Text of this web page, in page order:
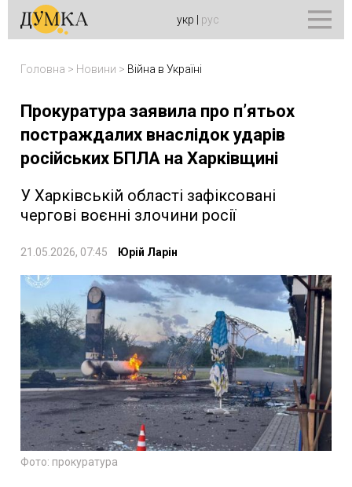
укр рус
Головна > Новини > Війна в Україні
Прокуратура заявила про п’ятьох
постраждалих внаслідок ударів
російських БПЛА на Харківщині
У Харківській області зафіксовані
чергові воєнні злочини росії
21.05.2026, 07:45 Юрій Ларін
Фото: прокуратура